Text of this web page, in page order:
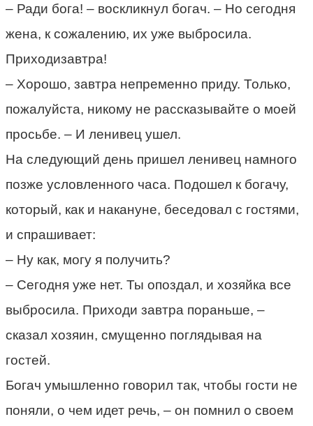
– Ради бога! – воскликнул богач. – Но сегодня
жена, к сожалению, их уже выбросила.
Приходизавтра!
– Хорошо, завтра непременно приду. Только,
пожалуйста, никому не рассказывайте о моей
просьбе. – И ленивец ушел.
На следующий день пришел ленивец намного
позже условленного часа. Подошел к богачу,
который, как и накануне, беседовал с гостями,
и спрашивает:
– Ну как, могу я получить?
– Сегодня уже нет. Ты опоздал, и хозяйка все
выбросила. Приходи завтра пораньше, –
сказал хозяин, смущенно поглядывая на
гостей.
Богач умышленно говорил так, чтобы гости не
поняли, о чем идет речь, – он помнил о своем